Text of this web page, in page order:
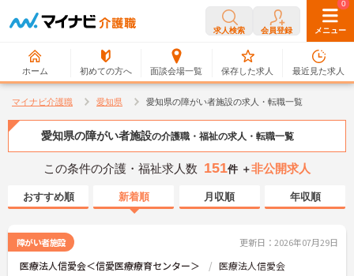
求人検索 会員登録 メニュー
ホーム 初めての方へ 面談会場一覧
0
保存した求人
0
最近見た求人
マイナビ介護職 愛知県 愛知県の障がい者施設の求人・転職一覧
愛知県の障がい者施設の介護職・福祉の求人・転職一覧
この条件の介護・福祉求人数 151件 ＋非公開求人
おすすめ順 新着順 月収順 年収順
障がい者施設 更新日：2026年07月29日
医療法人信愛会＜信愛医療療育センター＞ 医療法人信愛会